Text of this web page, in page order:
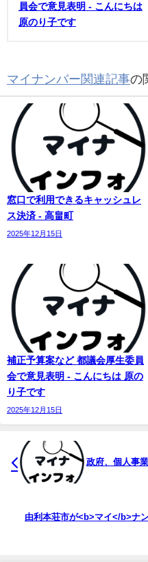
員会で意見表明 - こんにちは
原のり子です
マイナンバー関連記事の
窓口で利用できるキャッシュレ
ス決済 - 高畠町
2025年12月15日
補正予算案など 都議会厚生委員
会で意見表明 - こんにちは 原の
り子です
2025年12月15日
政府、個人事
由利本荘市が<b>マイ</b>ナ